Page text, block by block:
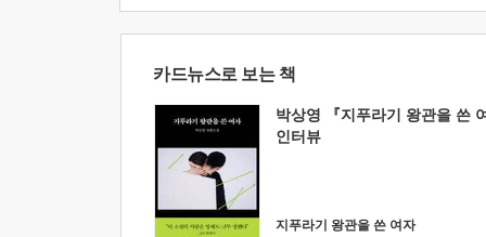
카드뉴스로 보는 책
박상영 『지푸라기 왕관을 쓴
인터뷰
지푸라기 왕관을 쓴 여자